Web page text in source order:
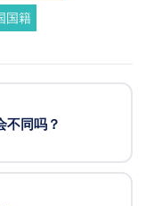
国籍
不同吗？